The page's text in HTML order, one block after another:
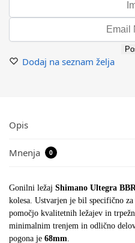
Dodaj na seznam želja
Opis
Mnenja 0
Gonilni ležaj Shimano Ultegra
kolesa. Ustvarjen je bil specifično za
pomočjo kvalitetnih ležajev in
minimalnim trenjem in odlično
pogona je 68mm